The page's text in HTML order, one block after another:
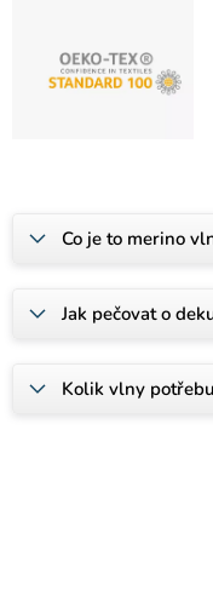
Co je to merino
Jak pečovat o
Kolik vlny